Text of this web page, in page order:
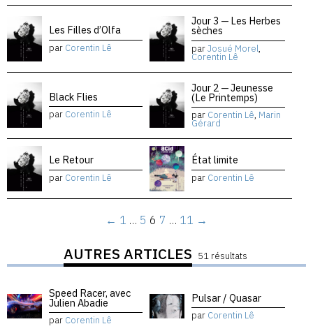
Les Filles d’Olfa
par Corentin Lê
Jour 3 — Les Herbes
sèches
parJosué Morel,
Corentin Lê
Black Flies
par Corentin Lê
Jour 2 — Jeunesse
(Le Printemps)
par Corentin Lê, Marin
Gérard
Le Retour
par Corentin Lê
État limite
par Corentin Lê
← 1 … 5 6 7 … 11 →
AUTRES ARTICLES 51 résultats
Speed Racer, avec
Julien Abadie
par Corentin Lê
Pulsar / Quasar
par Corentin Lê